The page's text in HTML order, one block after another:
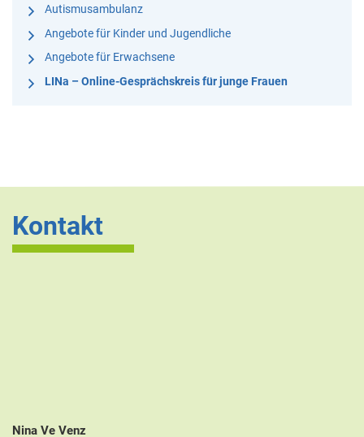
Autismusambulanz
Angebote für Kinder und Jugendliche
Angebote für Erwachsene
LINa – Online-Gesprächskreis für junge Frauen
Kontakt
Nina Ve Venz